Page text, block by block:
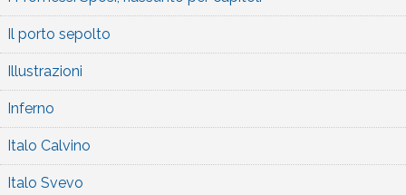
Il porto sepolto
Illustrazioni
Inferno
Italo Calvino
Italo Svevo